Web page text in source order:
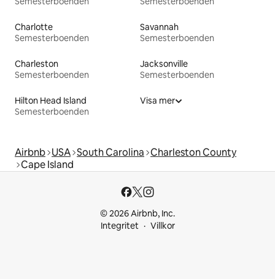
Charlotte
Semesterboenden
Savannah
Semesterboenden
Charleston
Semesterboenden
Jacksonville
Semesterboenden
Hilton Head Island
Semesterboenden
Visa mer
Airbnb USA South Carolina Charleston County
Cape Island
© 2026 Airbnb, Inc.
Integritet
Villkor